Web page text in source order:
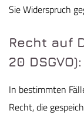
Sie Widerspruch
Recht auf
20 DSGVO):
In bestimmten
Recht, die